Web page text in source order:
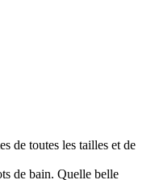
de toutes les tailles et de
de bain. Quelle belle